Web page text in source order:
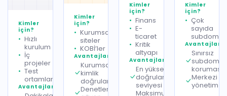
Kimler
için?
Hızlı
kurulum
İç
projeler
Test
ortamları
Avantajlar
Kimler
için?
Kurumsal
siteler
KOBİ’ler
Avantajlar
Kurumsal
kimlik
doğrulaması
Denetlenebilir
Kimler
için?
Finans
E-
ticaret
Kritik
altyapı
Avantajlar
En yüksek
doğrulama
seviyesi
Maksimum
Kimler
için?
Çok
sayıda
Avantajlar
Sınırsız
koruması
Merkezi
yönetim